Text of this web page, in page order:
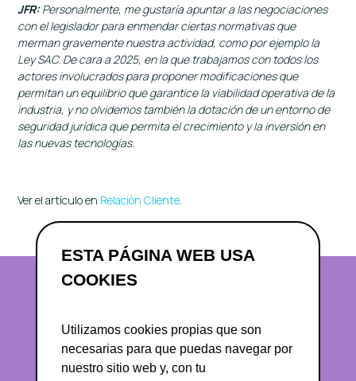
ESTA PÁGINA WEB USA
COOKIES
Utilizamos cookies propias que son
necesarias para que puedas navegar por
nuestro sitio web y, con tu
JFR:Personalmente, me gustaría apuntar a las negociaciones
con el legislador para enmendar ciertas normativas que
merman gravemente nuestra actividad, como por ejemplo la
Ley SAC. De cara a 2025, en la que trabajamos con todos los
actores involucrados para proponer modificaciones que
permitan un equilibrio que garantice la viabilidad operativa de la
industria, y no olvidemos también la dotación de un entorno de
seguridad jurídica que permita el crecimiento y la inversión en
las nuevas tecnologías.
Ver el artículo en Relación Cliente